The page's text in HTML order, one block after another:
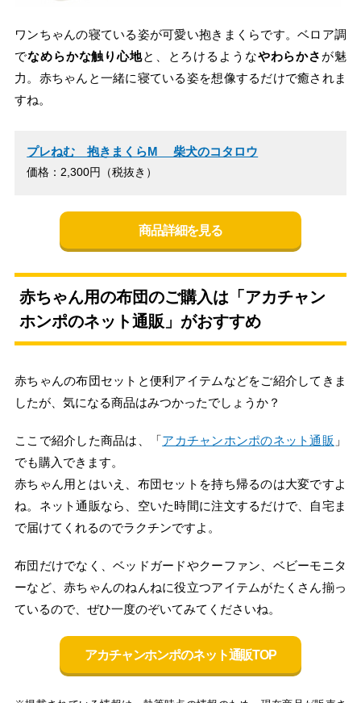
ワンちゃんの寝ている姿が可愛い抱きまくらです。ベロア調
でなめらかな触り心地と、とろけるようなやわらかさ が魅
力。赤ちゃんと一緒に寝ている姿を想像するだけで癒されま
すね。
プレねむ 抱きまくらM 柴犬のコタロウ
価格：2,300円（税抜き）
商品詳細を見る
赤ちゃん用の布団のご購入は「アカチャン
ホンポのネット通販」がおすすめ
赤ちゃんの布団セットと便利アイテムなどをご紹介してきま
したが、気になる商品はみつかったでしょうか？
ここで紹介した商品は、「アカチャンホンポのネット通販 」
でも購入できます。
赤ちゃん用とはいえ、布団セットを持ち帰るのは大変ですよ
ね。ネット通販なら、空いた時間に注文するだけで、自宅ま
で届けてくれるのでラクチンですよ。
布団だけでなく、ベッドガードやクーファン、ベビーモニタ
ーなど、赤ちゃんのねんねに役立つアイテムがたくさん揃っ
ているので、ぜひ一度のぞいてみてくださいね。
アカチャンホンポのネット通販TOP